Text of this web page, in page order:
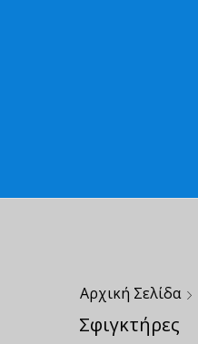
Αρχική Σελίδα
Σφιγκτήρες